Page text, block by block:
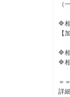
（
🔷
【
🔷
🔷
＝
詳